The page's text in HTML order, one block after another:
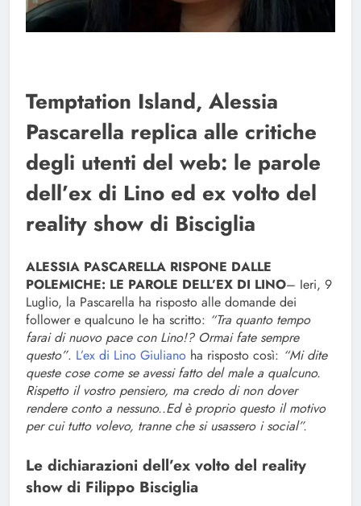
Temptation Island, Alessia
Pascarella replica alle critiche
degli utenti del web: le parole
dell’ex di Lino ed ex volto del
reality show di Bisciglia
ALESSIA PASCARELLA RISPONE DALLE
POLEMICHE: LE PAROLE DELL’EX DI LINO– Ieri, 9
Luglio, la Pascarella ha risposto alle domande dei
follower e qualcuno le ha scritto: “Tra quanto tempo
farai di nuovo pace con Lino!? Ormai fate sempre
questo”. L’ex di Lino Giuliano ha risposto così: “Mi dite
queste cose come se avessi fatto del male a qualcuno.
Rispetto il vostro pensiero, ma credo di non dover
rendere conto a nessuno..Ed è proprio questo il motivo
per cui tutto volevo, tranne che si usassero i social”.
Le dichiarazioni dell’ex volto del reality
show di Filippo Bisciglia